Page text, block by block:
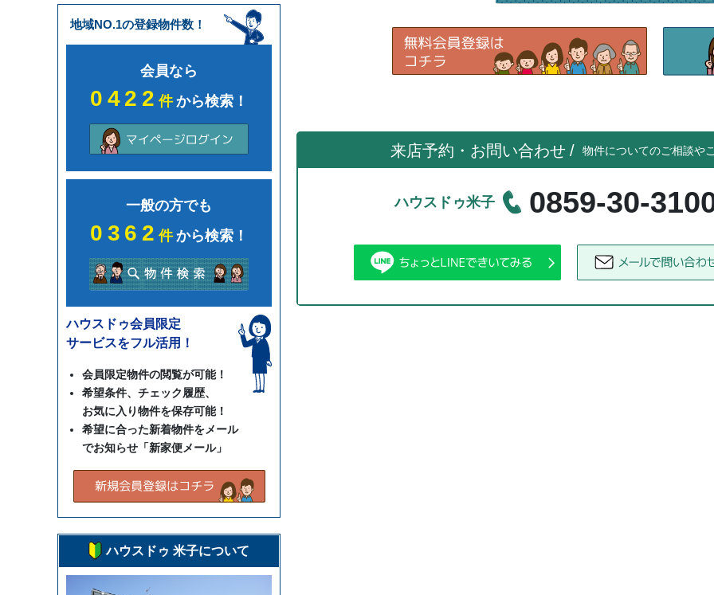
来店予約・お問い合わせ / 物件についてのご相談や
ハウスドゥ米子 0859-30-
地域NO.1の登録物件数！
会員なら
0422件から検索！
一般の方でも
0362件から検索！
ハウスドゥ会員限定
サービスをフル活用！
会員限定物件の閲覧が可能！
希望条件、チェック履歴、
お気に入り物件を保存可能！
希望に合った新着物件をメール
でお知らせ「新家便メール」
ハウスドゥ 米子について